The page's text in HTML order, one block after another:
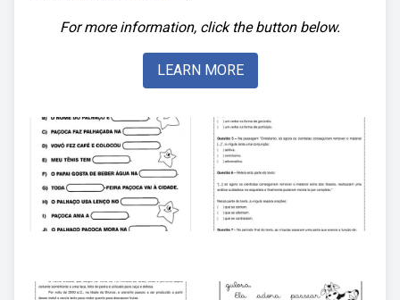
For more information, click the button below.
LEARN MORE